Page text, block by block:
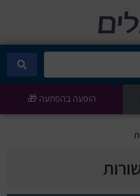
הופעה בהפתעה 🎁